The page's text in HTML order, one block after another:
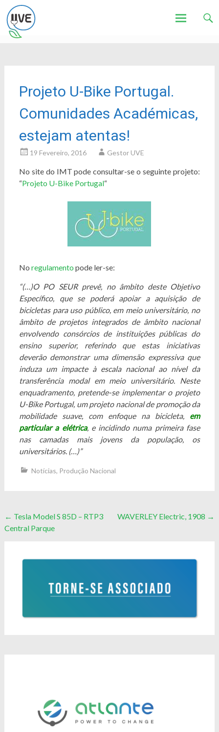
Projeto U-Bike Portugal.
Comunidades Académicas,
estejam atentas!
19 Fevereiro, 2016 Gestor UVE
No site do IMT pode consultar-se o seguinte projeto:
“Projeto U-Bike Portugal“
No regulamento pode ler-se:
“(…)O PO SEUR prevê, no âmbito deste Objetivo
Específico, que se poderá apoiar a aquisição de
bicicletas para uso público, em meio universitário, no
âmbito de projetos integrados de âmbito nacional
envolvendo consórcios de instituições públicas do
ensino superior, referindo que estas iniciativas
deverão demonstrar uma dimensão expressiva que
induza um impacte à escala nacional ao nível da
transferência modal em meio universitário. Neste
enquadramento, pretende-se implementar o projeto
U-Bike Portugal, um projeto nacional de promoção da
mobilidade suave, com enfoque na bicicleta, em
particular a elétrica, e incidindo numa primeira fase
nas camadas mais jovens da população, os
universitários. (…)”
Notícias, Produção Nacional
Post
navigation
← Tesla Model S 85D – RTP3
Central Parque
WAVERLEY Electric, 1908 →